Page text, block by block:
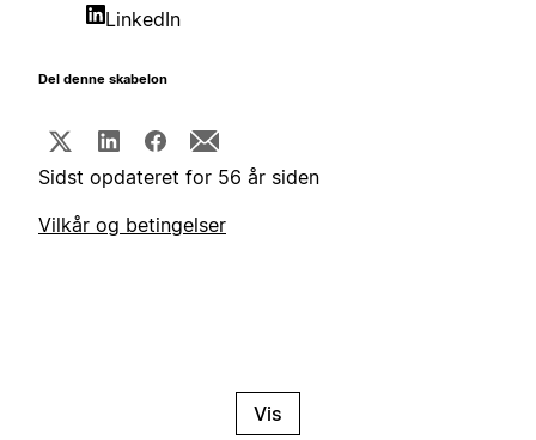
LinkedIn
Del denne skabelon
Sidst opdateret for 56 år siden
Vilkår og betingelser
Vis